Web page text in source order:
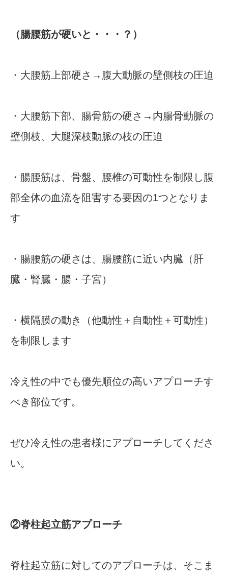
（腸腰筋が硬いと・・・？）
・大腰筋上部硬さ→腹大動脈の壁側枝の圧迫
・大腰筋下部、腸骨筋の硬さ→内腸骨動脈の
壁側枝、大腿深枝動脈の枝の圧迫
・腸腰筋は、骨盤、腰椎の可動性を制限し腹
部全体の血流を阻害する要因の1つとなりま
す
・腸腰筋の硬さは、腸腰筋に近い内臓（肝
臓・腎臓・腸・子宮）
・横隔膜の動き（他動性＋自動性＋可動性）
を制限します
冷え性の中でも優先順位の高いアプローチす
べき部位です。
ぜひ冷え性の患者様にアプローチしてくださ
い。
②脊柱起立筋アプローチ
脊柱起立筋に対してのアプローチは、そこま